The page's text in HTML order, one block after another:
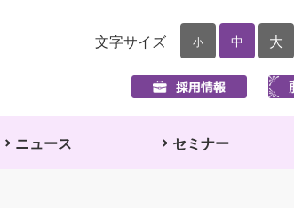
文字サイズ 小 中 大
ニュース セミナー